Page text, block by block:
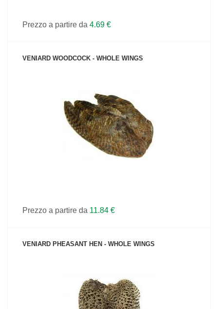
Prezzo a partire da 4.69 €
VENIARD WOODCOCK - WHOLE WINGS
VEDI IL PRODOTTO
Prezzo a partire da 11.84 €
VENIARD PHEASANT HEN - WHOLE WINGS
VEDI IL PRODOTTO